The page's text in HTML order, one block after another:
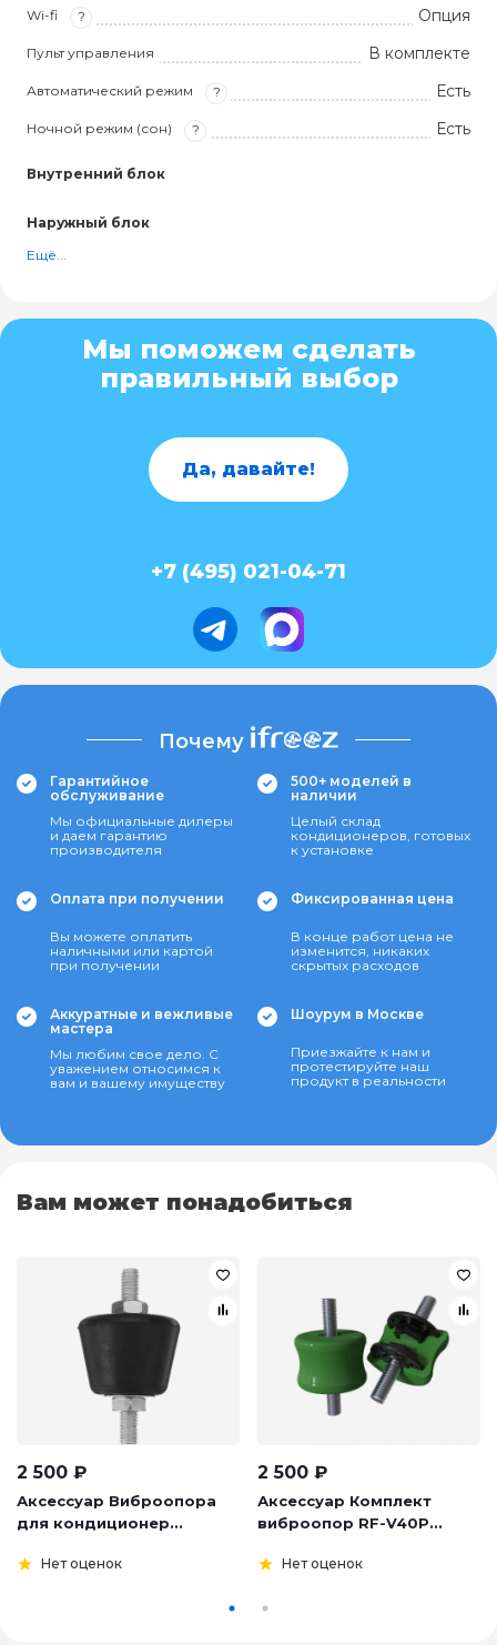
Wi-fi ? Опция
Пульт управления В комплекте
Автоматический режим ? Есть
Ночной режим (сон) ? Есть
Внутренний блок
Наружный блок
Ещё...
Мы поможем сделать
правильный выбор
Да, давайте!
+7 (495) 021-04-71
Почему
Гарантийное
обслуживание
Мы официальные дилеры
и даем гарантию
производителя
500+ моделей в
наличии
Целый склад
кондиционеров, готовых
к установке
Оплата при получении
Вы можете оплатить
наличными или картой
при получении
Фиксированная цена
В конце работ цена не
изменится, никаких
скрытых расходов
Аккуратные и вежливые
мастера
Мы любим свое дело. С
уважением относимся к
вам и вашему имуществу
Шоурум в Москве
Приезжайте к нам и
протестируйте наш
продукт в реальности
Вам может понадобиться
2 500 ₽
Аксессуар Виброопора
для кондиционер...
Нет оценок
2 500 ₽
Аксессуар Комплект
виброопор RF-V40P...
Нет оценок